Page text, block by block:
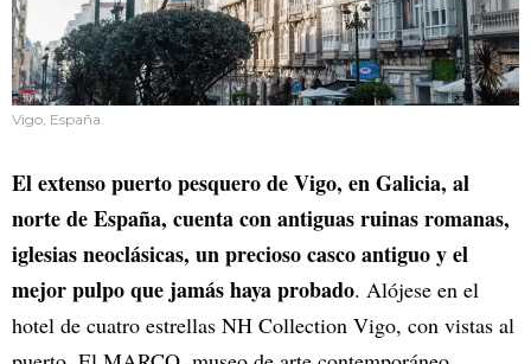
Vigo, España.
El extenso puerto pesquero de Vigo, en Galicia, al
norte de España, cuenta con antiguas ruinas romanas,
iglesias neoclásicas, un precioso casco antiguo y el
mejor pulpo que jamás haya probado. Alójese en el
hotel de cuatro estrellas NH Collection Vigo, con vistas al